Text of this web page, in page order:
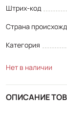
Штрих-код
Страна
Категория
Нет в наличии
ОПИСАНИЕ